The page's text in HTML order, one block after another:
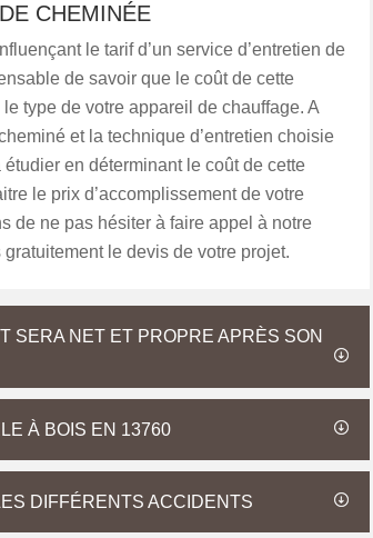
CHEMINÉE
le tarif d’un service d’entretien de
de savoir que le coût de cette
type de votre appareil de chauffage. A
et la technique d’entretien choisie
en déterminant le coût de cette
le prix d’accomplissement de votre
de ne pas hésiter à faire appel à notre
le devis de votre projet.
SERA NET ET PROPRE APRÈS SON
À BOIS EN 13760
DIFFÉRENTS ACCIDENTS